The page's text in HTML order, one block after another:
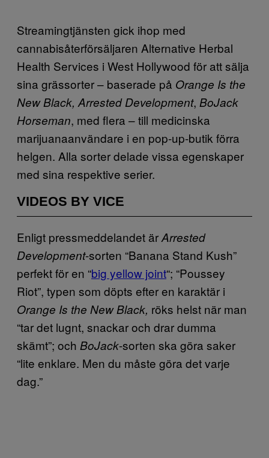
Streamingtjänsten gick ihop med
cannabisåterförsäljaren Alternative Herbal
Health Services i West Hollywood för att sälja
sina grässorter – baserade på Orange Is the
New Black, Arrested Development, BoJack
Horseman, med flera – till medicinska
marijuanaanvändare i en pop-up-butik förra
helgen. Alla sorter delade vissa egenskaper
med sina respektive serier.
VIDEOS BY VICE
Enligt pressmeddelandet ärArrested
Development-sorten “Banana Stand Kush”
perfekt för en “big yellow joint“; “Poussey
Riot”, typen som döpts efter en karaktär i
Orange Is the New Black, röks helst när man
“tar det lugnt, snackar och drar dumma
skämt”; och BoJack-sorten ska göra saker
“lite enklare. Men du måste göra det varje
dag.”